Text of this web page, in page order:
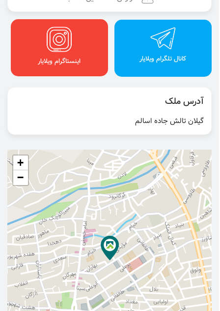
کانال تلگرام ویلایار اینستاگرام ویلایار
آدرس ملک
گیلان تالش جاده اسالم
+
−